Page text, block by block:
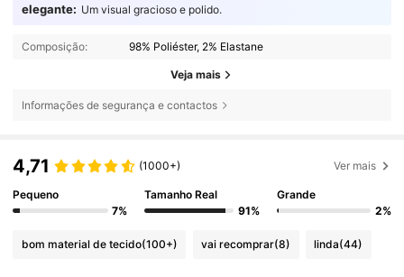
elegante: Um visual gracioso e polido.
Composição: 98% Poliéster, 2% Elastane
Veja mais
Informações de segurança e contactos
4,71 (1000+) Ver mais
Pequeno
7%
Tamanho Real
91%
Grande
2%
bom material de tecido(100+) vai recomprar(8) linda(44)